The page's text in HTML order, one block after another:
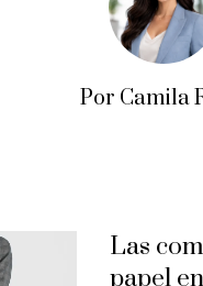
Por Camila
Las
papel